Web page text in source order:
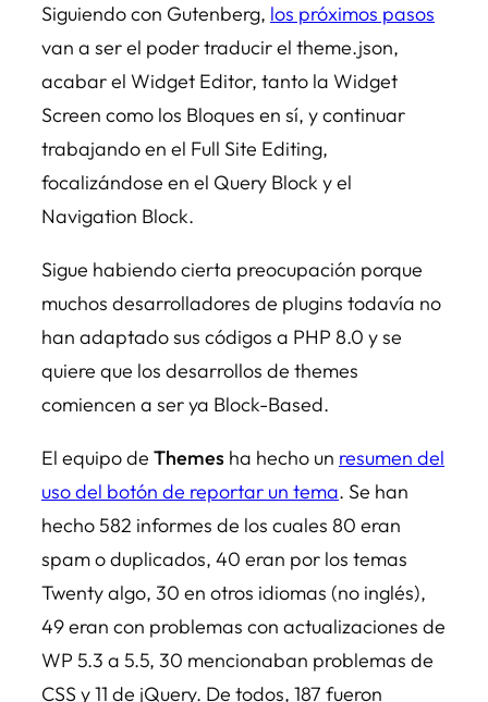
Siguiendo con Gutenberg, los próximos pasos
van a ser el poder traducir el theme.json,
acabar el Widget Editor, tanto la Widget
Screen como los Bloques en sí, y continuar
trabajando en el Full Site Editing,
focalizándose en el Query Block y el
Navigation Block.
Sigue habiendo cierta preocupación porque
muchos desarrolladores de plugins todavía no
han adaptado sus códigos a PHP 8.0 y se
quiere que los desarrollos de themes
comiencen a ser ya Block-Based.
El equipo de Themes ha hecho un resumen del
uso del botón de reportar un tema. Se han
hecho 582 informes de los cuales 80 eran
spam o duplicados, 40 eran por los temas
Twenty algo, 30 en otros idiomas (no inglés),
49 eran con problemas con actualizaciones de
WP 5.3 a 5.5, 30 mencionaban problemas de
CSS y 11 de jQuery. De todos, 187 fueron